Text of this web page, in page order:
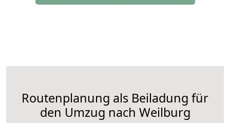
Routenplanung als Beiladung für
den Umzug nach Weilburg